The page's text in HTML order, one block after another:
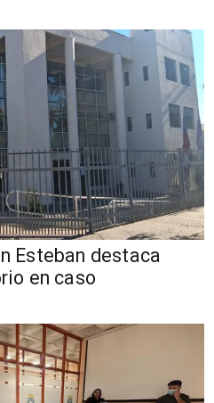
Esteban destaca
en caso